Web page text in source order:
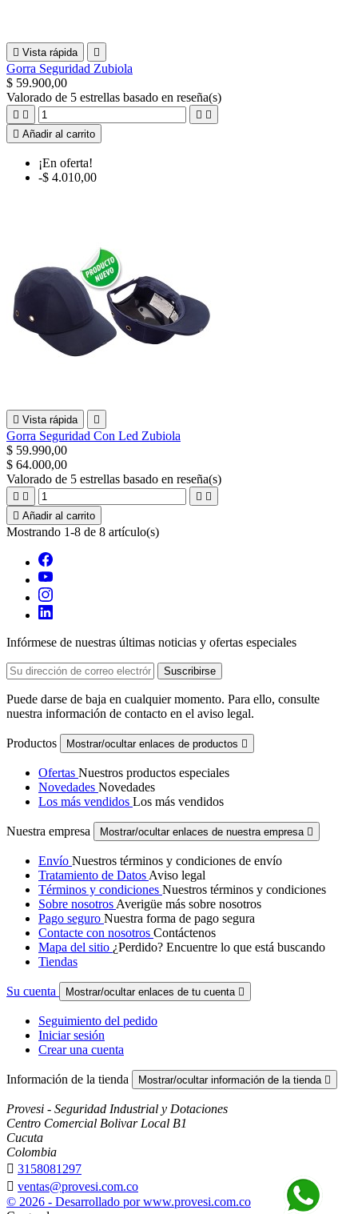
 Vista rápida 
Gorra Seguridad Zubiola
$ 59.900,00
Valorado de 5 estrellas basado en reseña(s)
   
 Añadir al carrito
¡En oferta!
-$ 4.010,00
 Vista rápida 
Gorra Seguridad Con Led Zubiola
$ 59.990,00
$ 64.000,00
Valorado de 5 estrellas basado en reseña(s)
   
 Añadir al carrito
Mostrando 1-8 de 8 artículo(s)
Infórmese de nuestras últimas noticias y ofertas especiales
Puede darse de baja en cualquier momento. Para ello, consulte
nuestra información de contacto en el aviso legal.
Productos Mostrar/ocultar enlaces de productos 
Ofertas Nuestros productos especiales
Novedades Novedades
Los más vendidos Los más vendidos
Nuestra empresa Mostrar/ocultar enlaces de nuestra empresa 
Envío Nuestros términos y condiciones de envío
Tratamiento de Datos Aviso legal
Términos y condiciones Nuestros términos y condiciones
Sobre nosotros Averigüe más sobre nosotros
Pago seguro Nuestra forma de pago segura
Contacte con nosotros Contáctenos
Mapa del sitio ¿Perdido? Encuentre lo que está buscando
Tiendas
Su cuenta Mostrar/ocultar enlaces de tu cuenta 
Seguimiento del pedido
Iniciar sesión
Crear una cuenta
Información de la tienda Mostrar/ocultar información de la tienda 
Provesi - Seguridad Industrial y Dotaciones
Centro Comercial Bolivar Local B1
Cucuta
Colombia
 3158081297
 ventas@provesi.com.co
© 2026 - Desarrollado por www.provesi.com.co